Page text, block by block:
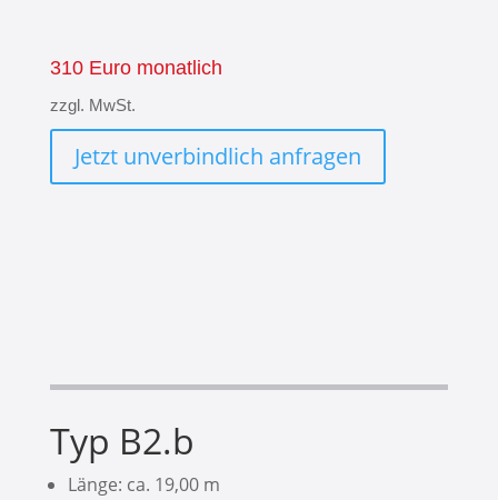
310 Euro monatlich
zzgl. MwSt.
Jetzt unverbindlich anfragen
Typ B2.b
Länge: ca. 19,00 m